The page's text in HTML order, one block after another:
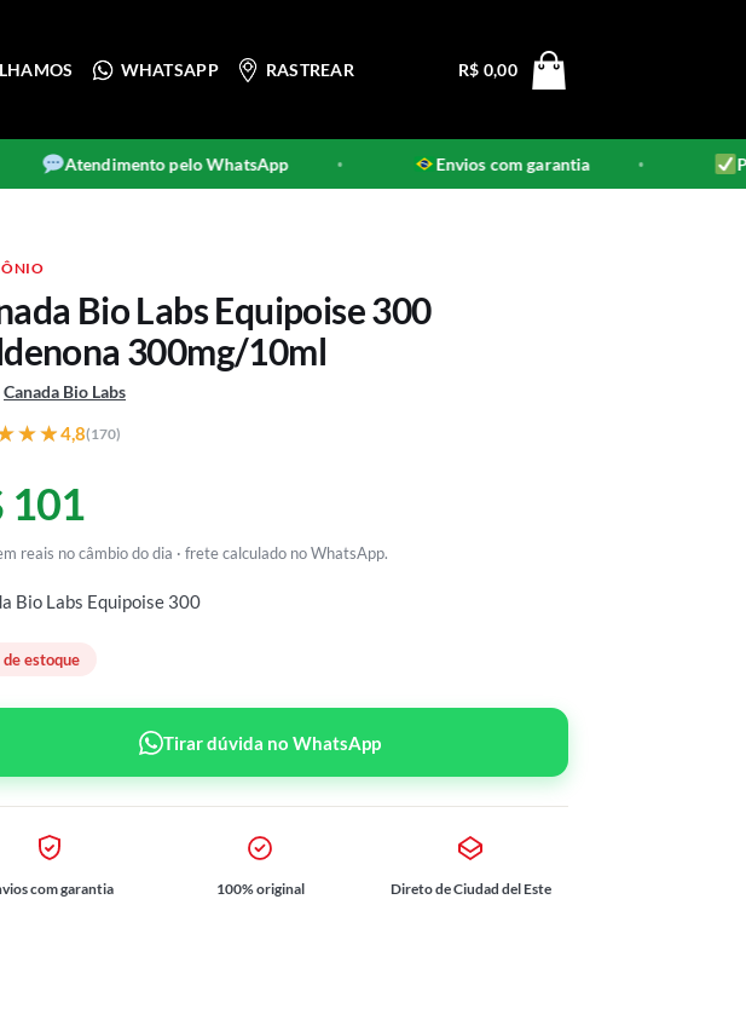
WHATSAPP RASTREAR R$ 0,00
Atendimento pelo WhatsApp Envios com garantia
Bio Labs Equipoise 300
300mg/10ml
Canada Bio Labs
4,8(170)
101
reais no câmbio do dia · frete calculado no WhatsApp.
Bio Labs Equipoise 300
de estoque
Tirar dúvida no WhatsApp
com garantia 100% original Direto de Ciudad del Este